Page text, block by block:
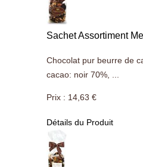
Sachet Assortiment
Chocolat pur beurre de
cacao: noir 70%, ...
Prix : 14,63 €
Détails du Produit